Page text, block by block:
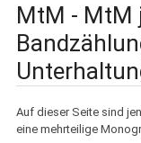
MtM - MtM
Auf dieser Seite sind
eine mehrteilige